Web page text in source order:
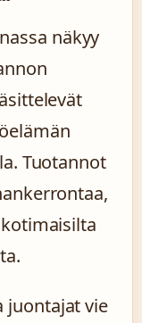
näkyy
Tuotannot
juontajat vie